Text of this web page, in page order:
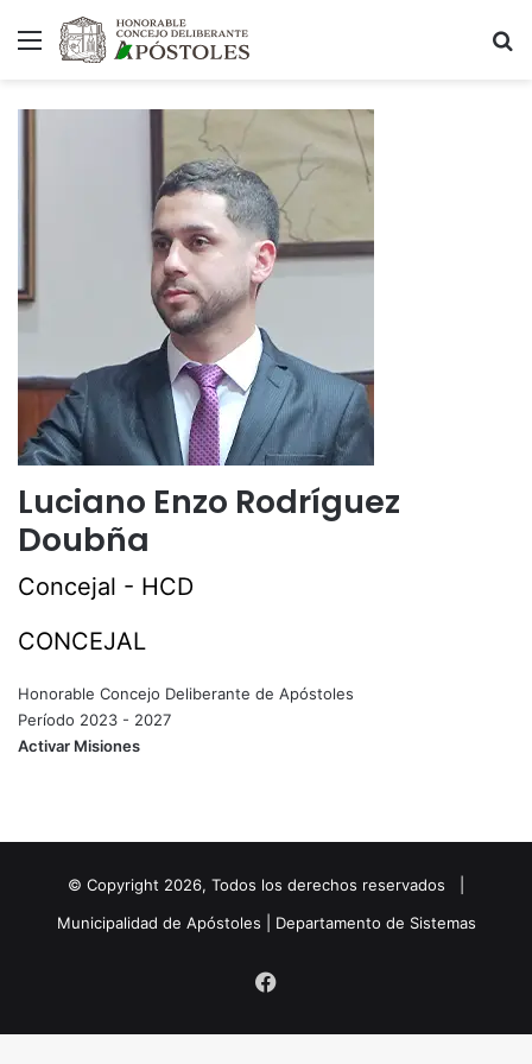
Menú
Luciano Enzo Rodríguez
Doubña
Concejal - HCD
CONCEJAL
Honorable Concejo Deliberante de Apóstoles
Período 2023 - 2027
Activar Misiones
© Copyright 2026, Todos los derechos reservados |
Municipalidad de Apóstoles | Departamento de Sistemas
Facebook